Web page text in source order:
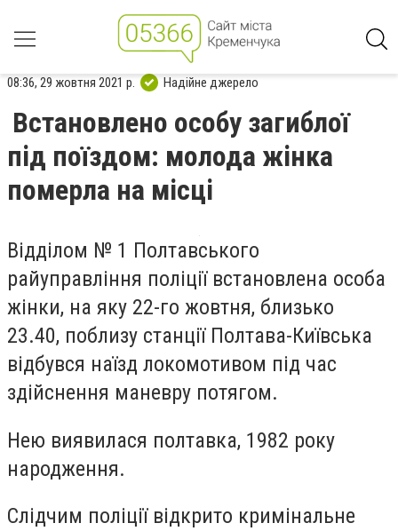
08:36, 29 жовтня 2021 р. Надійне джерело
Встановлено особу загиблої
під поїздом: молода жінка
померла на місці
Відділом № 1 Полтавського
райуправління поліції встановлена особа
жінки, на яку 22-го жовтня, близько
23.40, поблизу станції Полтава-Київська
відбувся наїзд локомотивом під час
здійснення маневру потягом.
Нею виявилася полтавка, 1982 року
народження.
Слідчим поліції відкрито кримінальне